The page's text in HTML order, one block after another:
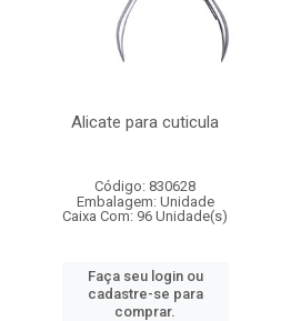
Alicate para cuticula
Código: 830628
Embalagem: Unidade
Caixa Com: 96 Unidade(s)
Faça seu login ou
cadastre-se para
comprar.